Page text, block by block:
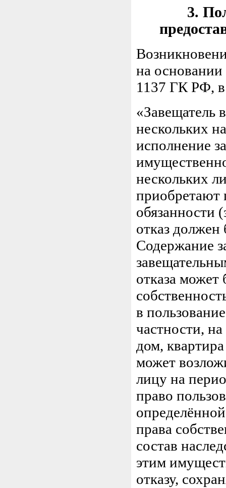
3.
на основании
1137 ГК РФ, в
«Завещатель
нескольких
исполнение
нескольких
приобретают
обязанности
отказ должен
Содержание
отказа может
в
частности,
дом,
может
лицу на
право
права
состав
этим
отказу,